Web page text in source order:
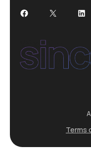
Facebook
X
Terms